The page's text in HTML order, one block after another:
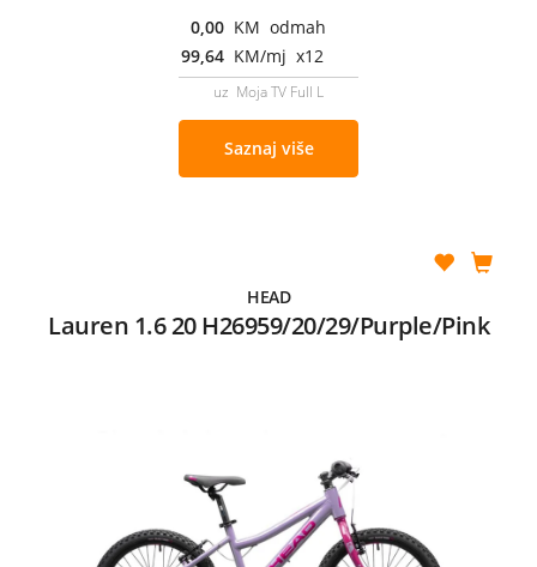
0,00 KM odmah
99,64 KM/mj x12
uz Moja TV Full L
Saznaj više
HEAD
Lauren 1.6 20 H26959/20/29/Purple/Pink